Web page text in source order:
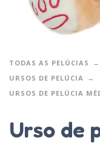
TODAS AS PELÚCIAS
URSOS DE PELÚCIA
URSOS DE PELÚCIA
Urso de